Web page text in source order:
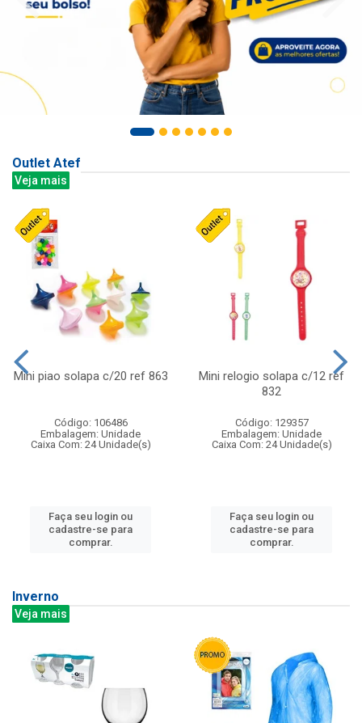
Outlet Atef
Veja mais
Mini piao solapa c/20 ref 863
Código: 106486
Embalagem: Unidade
Caixa Com: 24 Unidade(s)
Faça seu login ou
cadastre-se para
comprar.
Mini relogio solapa c/12 ref
832
Código: 129357
Embalagem: Unidade
Caixa Com: 24 Unidade(s)
Faça seu login ou
cadastre-se para
comprar.
Inverno
Veja mais